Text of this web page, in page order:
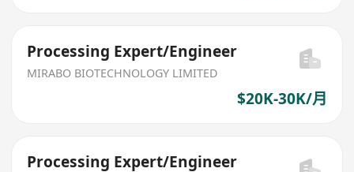
Processing Expert/Engineer
MIRABO BIOTECHNOLOGY LIMITED
$20K-30K/月
Processing Expert/Engineer